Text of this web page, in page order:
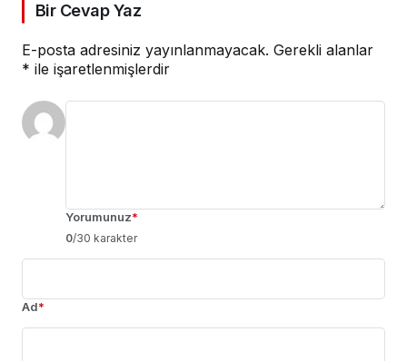
Bir Cevap Yaz
E-posta adresiniz yayınlanmayacak. Gerekli alanlar
* ile işaretlenmişlerdir
Yorumunuz*
0/30 karakter
Ad*